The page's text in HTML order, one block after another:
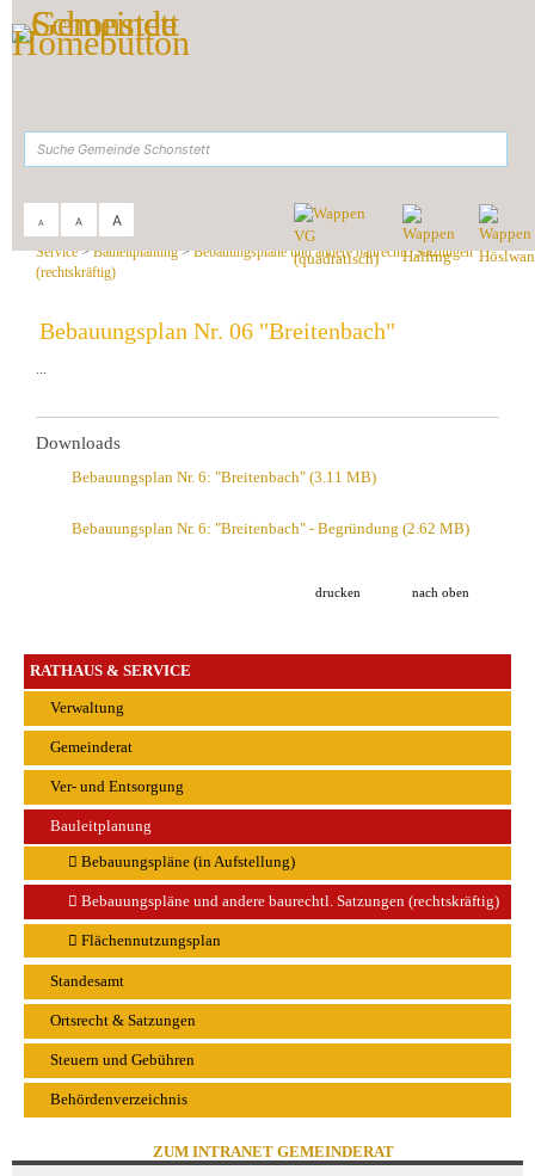
Zum Inhalt, zur Navigation
A A A
RATHAUS & SERVICE
Verwaltung
Gemeinderat
Ver- und Entsorgung
Bauleitplanung
Bebauungspläne (in Aufstellung)
Bebauungspläne und andere baurechtl. Satzungen (rechtskräftig)
Flächennutzungsplan
Standesamt
Ortsrecht & Satzungen
Steuern und Gebühren
Behördenverzeichnis
Rathaus &
Service>Bauleitplanung>Bebauungspläne und andere baurechtl. Satzungen
(rechtskräftig)
Bebauungsplan Nr. 06 "Breitenbach"
Downloads
Bebauungsplan Nr. 6: "Breitenbach" (3.11 MB)
Bebauungsplan Nr. 6: "Breitenbach" - Begründung (2.62 MB)
drucken nach oben
ZUM INTRANET GEMEINDERAT